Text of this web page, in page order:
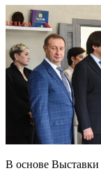
В основе